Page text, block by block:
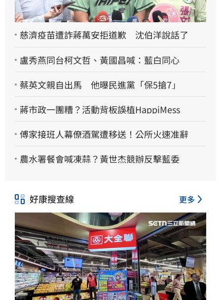
慈濟疫苗遭詐蔣萬安拒道歉 沈伯洋說話了
盧秀燕同台柯文哲、黃國昌喊：藍白同心
蔡英文親自出馬 他曝民進黨「保5搶7」
蔣市政一團糟？活動背板誤植HappiMess
傅家接班人幕僚酒駕遭移送！公所火速准辭
農水署餐會喊凍蒜？黃世杰競辦反擊藍委
好康搜查線 更多